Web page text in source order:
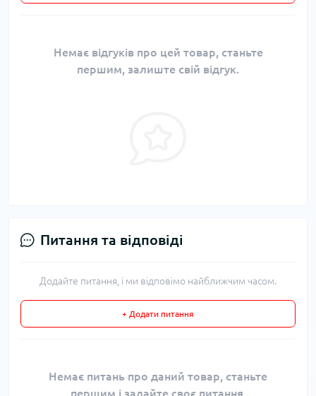
Немає відгуків про цей товар, станьте
першим, залиште свій відгук.
Питання та відповіді
Додайте питання, і ми відповімо найближчим часом.
+ Додати питання
Немає питань про даний товар, станьте
першим і задайте своє питання.